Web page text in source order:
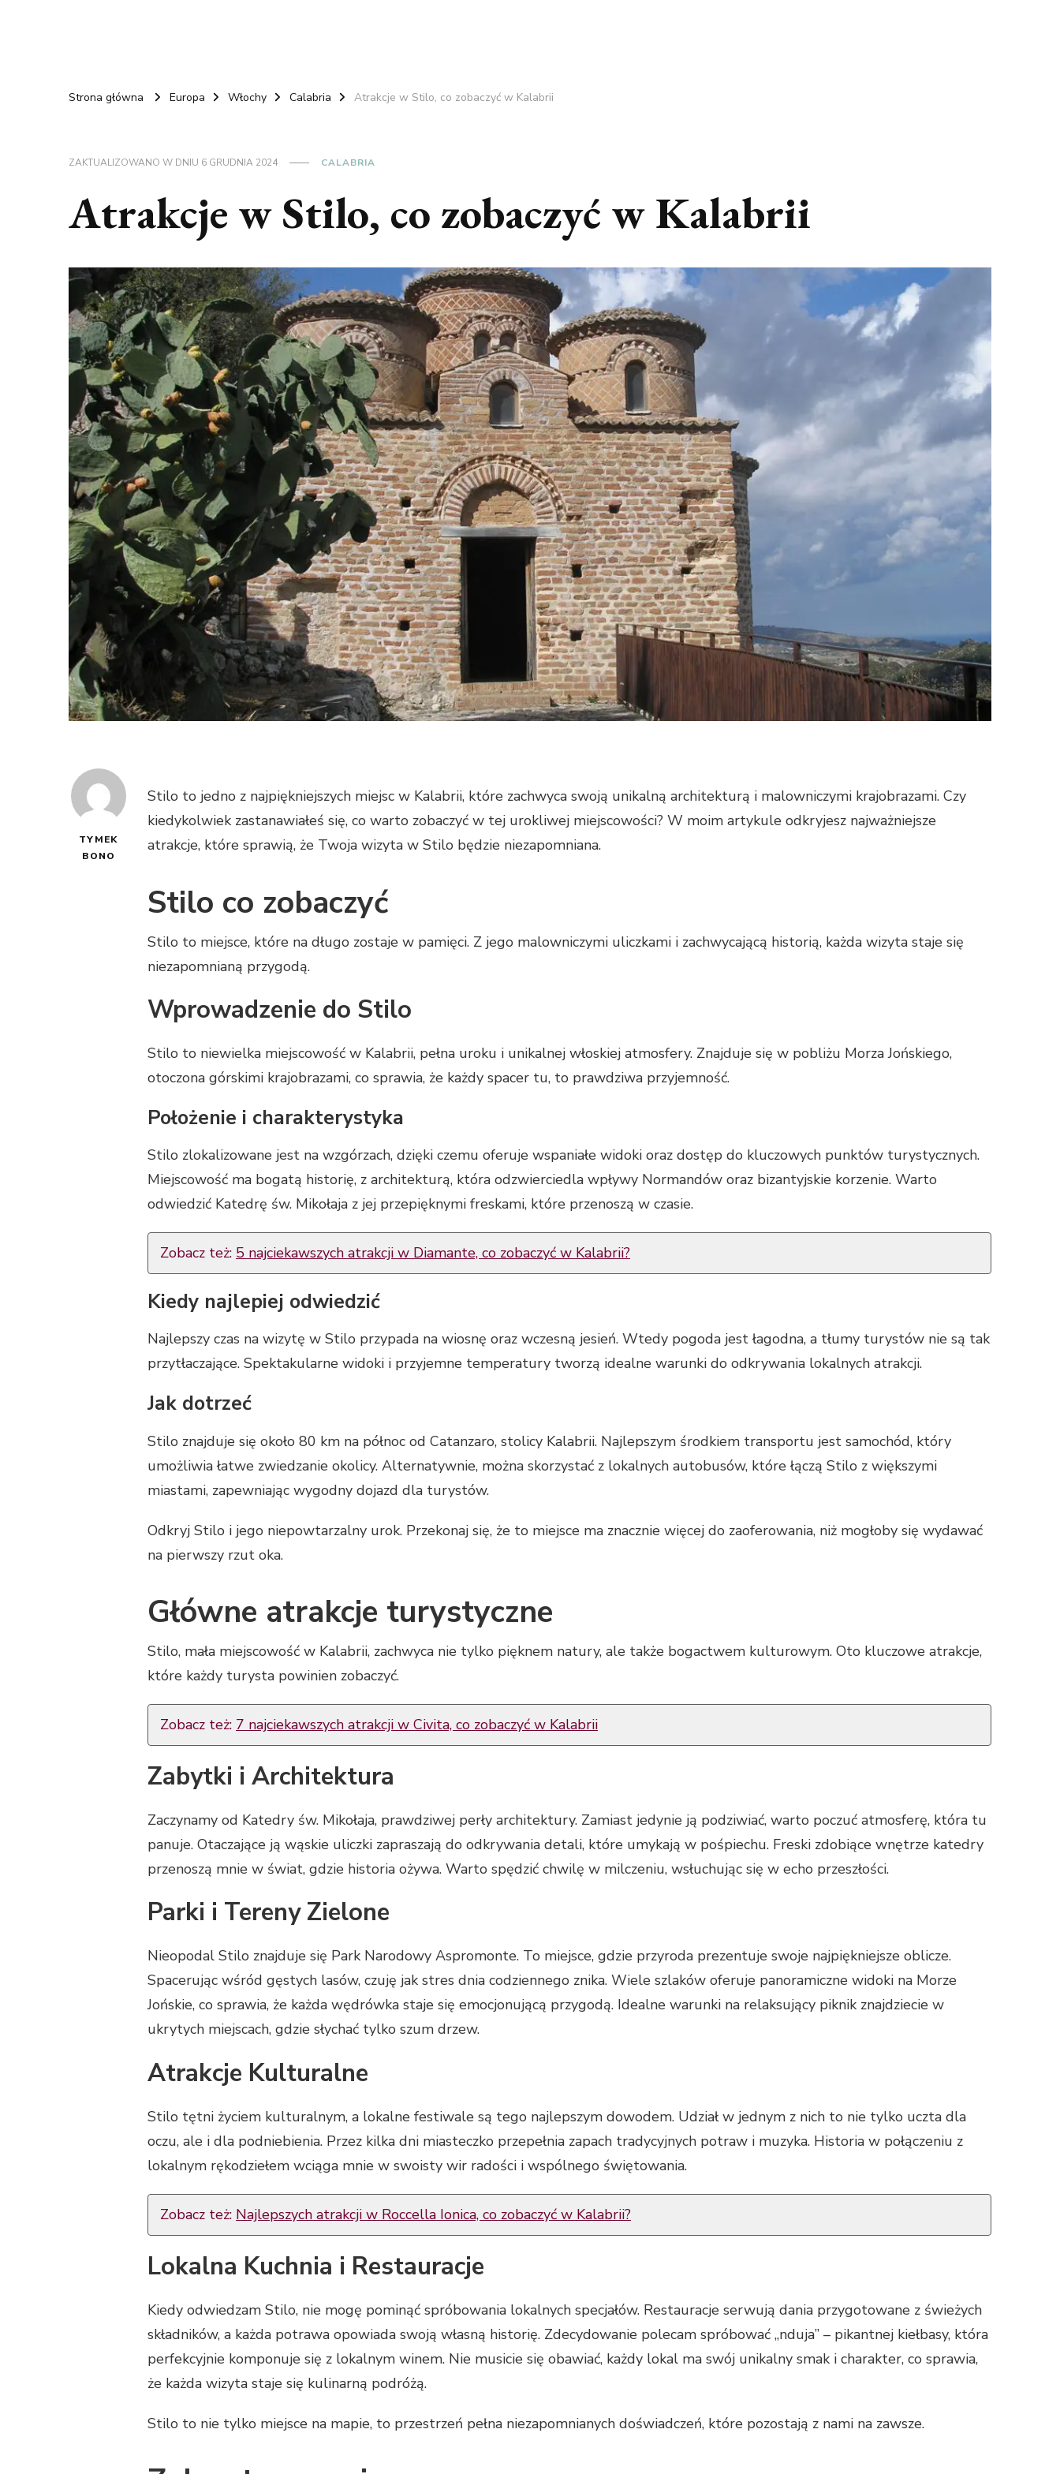
Strona główna Europa Włochy Calabria Atrakcje w Stilo, co zobaczyć w Kalabrii
ZAKTUALIZOWANO W DNIU 6 GRUDNIA 2024 CALABRIA
Atrakcje w Stilo, co zobaczyć w Kalabrii
TYMEK
BONO
Stilo to jedno z najpiękniejszych miejsc w Kalabrii, które zachwyca swoją unikalną architekturą i malowniczymi krajobrazami. Czy
kiedykolwiek zastanawiałeś się, co warto zobaczyć w tej urokliwej miejscowości? W moim artykule odkryjesz najważniejsze
atrakcje, które sprawią, że Twoja wizyta w Stilo będzie niezapomniana.
Stilo co zobaczyć
Stilo to miejsce, które na długo zostaje w pamięci. Z jego malowniczymi uliczkami i zachwycającą historią, każda wizyta staje się
niezapomnianą przygodą.
Wprowadzenie do Stilo
Stilo to niewielka miejscowość w Kalabrii, pełna uroku i unikalnej włoskiej atmosfery. Znajduje się w pobliżu Morza Jońskiego,
otoczona górskimi krajobrazami, co sprawia, że każdy spacer tu, to prawdziwa przyjemność.
Położenie i charakterystyka
Stilo zlokalizowane jest na wzgórzach, dzięki czemu oferuje wspaniałe widoki oraz dostęp do kluczowych punktów turystycznych.
Miejscowość ma bogatą historię, z architekturą, która odzwierciedla wpływy Normandów oraz bizantyjskie korzenie. Warto
odwiedzić Katedrę św. Mikołaja z jej przepięknymi freskami, które przenoszą w czasie.
Zobacz też: 5 najciekawszych atrakcji w Diamante, co zobaczyć w Kalabrii?
Kiedy najlepiej odwiedzić
Najlepszy czas na wizytę w Stilo przypada na wiosnę oraz wczesną jesień. Wtedy pogoda jest łagodna, a tłumy turystów nie są tak
przytłaczające. Spektakularne widoki i przyjemne temperatury tworzą idealne warunki do odkrywania lokalnych atrakcji.
Jak dotrzeć
Stilo znajduje się około 80 km na północ od Catanzaro, stolicy Kalabrii. Najlepszym środkiem transportu jest samochód, który
umożliwia łatwe zwiedzanie okolicy. Alternatywnie, można skorzystać z lokalnych autobusów, które łączą Stilo z większymi
miastami, zapewniając wygodny dojazd dla turystów.
Odkryj Stilo i jego niepowtarzalny urok. Przekonaj się, że to miejsce ma znacznie więcej do zaoferowania, niż mogłoby się wydawać
na pierwszy rzut oka.
Główne atrakcje turystyczne
Stilo, mała miejscowość w Kalabrii, zachwyca nie tylko pięknem natury, ale także bogactwem kulturowym. Oto kluczowe atrakcje,
które każdy turysta powinien zobaczyć.
Zobacz też: 7 najciekawszych atrakcji w Civita, co zobaczyć w Kalabrii
Zabytki i Architektura
Zaczynamy od Katedry św. Mikołaja, prawdziwej perły architektury. Zamiast jedynie ją podziwiać, warto poczuć atmosferę, która tu
panuje. Otaczające ją wąskie uliczki zapraszają do odkrywania detali, które umykają w pośpiechu. Freski zdobiące wnętrze katedry
przenoszą mnie w świat, gdzie historia ożywa. Warto spędzić chwilę w milczeniu, wsłuchując się w echo przeszłości.
Parki i Tereny Zielone
Nieopodal Stilo znajduje się Park Narodowy Aspromonte. To miejsce, gdzie przyroda prezentuje swoje najpiękniejsze oblicze.
Spacerując wśród gęstych lasów, czuję jak stres dnia codziennego znika. Wiele szlaków oferuje panoramiczne widoki na Morze
Jońskie, co sprawia, że każda wędrówka staje się emocjonującą przygodą. Idealne warunki na relaksujący piknik znajdziecie w
ukrytych miejscach, gdzie słychać tylko szum drzew.
Atrakcje Kulturalne
Stilo tętni życiem kulturalnym, a lokalne festiwale są tego najlepszym dowodem. Udział w jednym z nich to nie tylko uczta dla
oczu, ale i dla podniebienia. Przez kilka dni miasteczko przepełnia zapach tradycyjnych potraw i muzyka. Historia w połączeniu z
lokalnym rękodziełem wciąga mnie w swoisty wir radości i wspólnego świętowania.
Zobacz też: Najlepszych atrakcji w Roccella Ionica, co zobaczyć w Kalabrii?
Lokalna Kuchnia i Restauracje
Kiedy odwiedzam Stilo, nie mogę pominąć spróbowania lokalnych specjałów. Restauracje serwują dania przygotowane z świeżych
składników, a każda potrawa opowiada swoją własną historię. Zdecydowanie polecam spróbować „nduja” – pikantnej kiełbasy, która
perfekcyjnie komponuje się z lokalnym winem. Nie musicie się obawiać, każdy lokal ma swój unikalny smak i charakter, co sprawia,
że każda wizyta staje się kulinarną podróżą.
Stilo to nie tylko miejsce na mapie, to przestrzeń pełna niezapomnianych doświadczeń, które pozostają z nami na zawsze.